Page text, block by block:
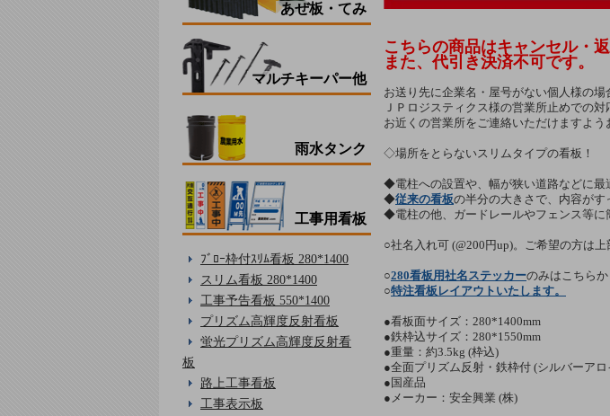
あぜ板・てみ
マルチキーパー他
雨水タンク
工事用看板
ﾌﾞﾛｰ枠付ｽﾘﾑ看板 280*1400
スリム看板 280*1400
工事予告看板 550*1400
プリズム高輝度反射看板
蛍光プリズム高輝度反射看
板
路上工事看板
工事表示板
こちらの商品はキャンセル・
また、代引き決済不可です。
お送り先に企業名・屋号がない個人様の場
ＪＰロジスティクス様の営業所止めでの対
お近くの営業所をご連絡いただけますよう
◇場所をとらないスリムタイプの看板！
◆電柱への設置や、幅が狭い道路などに最
◆従来の看板の半分の大きさで、内容が
◆電柱の他、ガードレールやフェンス等に
○社名入れ可 (@200円up)。ご希望の方は上
○280看板用社名ステッカーのみはこちらか
○特注看板レイアウトいたします。
●看板面サイズ：280*1400mm
●鉄枠込サイズ：280*1550mm
●重量：約3.5kg (枠込)
●全面プリズム反射・鉄枠付 (シルバーアロ
●国産品
●メーカー：安全興業 (株)